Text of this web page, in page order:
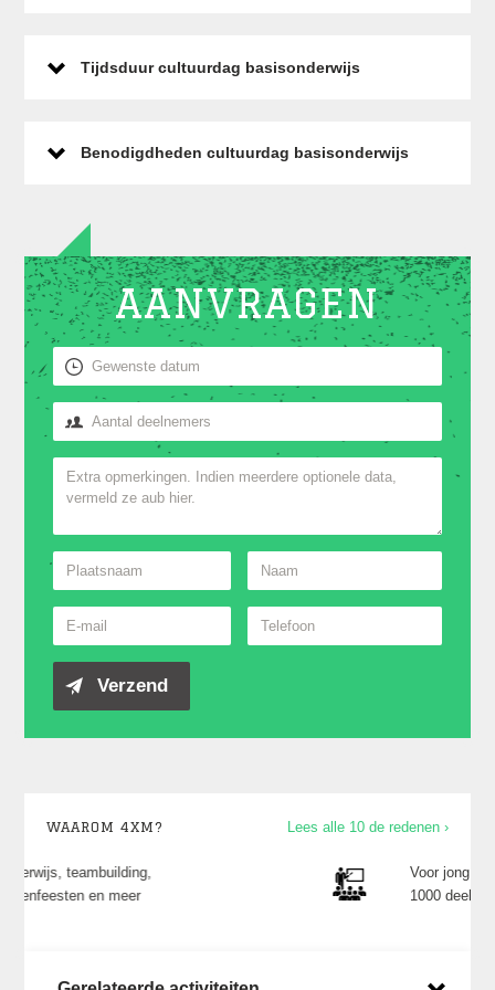
Tijdsduur cultuurdag basisonderwijs
Benodigdheden cultuurdag basisonderwijs
AANVRAGEN
Lees alle 10 de redenen ›
WAAROM 4XM?
Voor jong en oud én elk niveau, van 10 tot
1000 deelnemers